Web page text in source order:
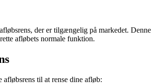
der er tilgængelig på markedet.
afløbets normale funktion.
til at rense dine afløb: